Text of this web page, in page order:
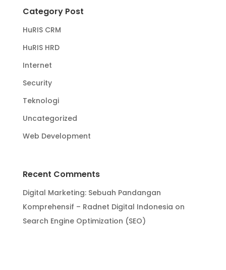
Category Post
HuRIS CRM
HuRIS HRD
Internet
Security
Teknologi
Uncategorized
Web Development
Recent Comments
Digital Marketing: Sebuah Pandangan
Komprehensif – Radnet Digital Indonesia on
Search Engine Optimization (SEO)